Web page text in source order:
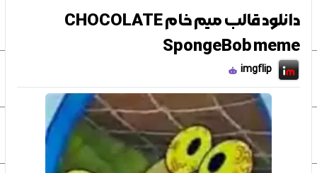
دانلود قالب میم خام CHOCOLATE
SpongeBob meme
imgflip